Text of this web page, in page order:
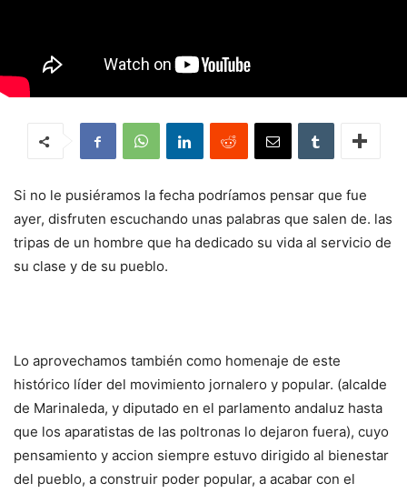
Si no le pusiéramos la fecha podríamos pensar que fue
ayer, disfruten escuchando unas palabras que salen de. las
tripas de un hombre que ha dedicado su vida al servicio de
su clase y de su pueblo.
Lo aprovechamos también como homenaje de este
histórico líder del movimiento jornalero y popular. (alcalde
de Marinaleda, y diputado en el parlamento andaluz hasta
que los aparatistas de las poltronas lo dejaron fuera), cuyo
pensamiento y accion siempre estuvo dirigido al bienestar
del pueblo, a construir poder popular, a acabar con el